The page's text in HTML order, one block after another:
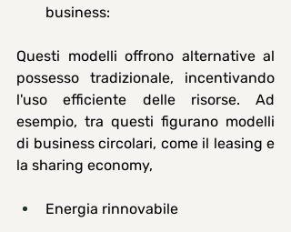
business:
Questi modelli offrono alternative al
possesso tradizionale, incentivando
l'uso efficiente delle risorse. Ad
esempio, tra questi figurano modelli
di business circolari, come il leasing e
la sharing economy,
Energia rinnovabile